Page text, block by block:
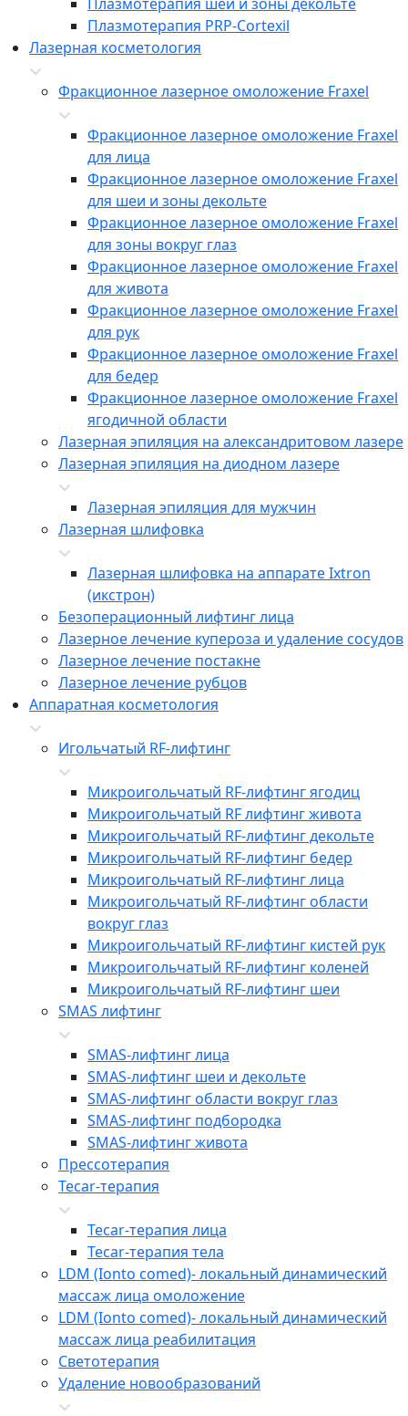
Плазмотерапия PRP-Cortexil
Лазерная косметология
Фракционное лазерное омоложение Fraxel
Фракционное лазерное омоложение Fraxel
для лица
Фракционное лазерное омоложение Fraxel
для шеи и зоны декольте
Фракционное лазерное омоложение Fraxel
для зоны вокруг глаз
Фракционное лазерное омоложение Fraxel
для живота
Фракционное лазерное омоложение Fraxel
для рук
Фракционное лазерное омоложение Fraxel
для бедер
Фракционное лазерное омоложение Fraxel
ягодичной области
Лазерная эпиляция на александритовом лазере
Лазерная эпиляция на диодном лазере
Лазерная эпиляция для мужчин
Лазерная шлифовка
Лазерная шлифовка на аппарате Ixtron
(икстрон)
Безоперационный лифтинг лица
Лазерное лечение купероза и удаление сосудов
Лазерное лечение постакне
Лазерное лечение рубцов
Аппаратная косметология
Игольчатый RF-лифтинг
Микроигольчатый RF-лифтинг ягодиц
Микроигольчатый RF лифтинг живота
Микроигольчатый RF-лифтинг декольте
Микроигольчатый RF-лифтинг бедер
Микроигольчатый RF-лифтинг лица
Микроигольчатый RF-лифтинг области
вокруг глаз
Микроигольчатый RF-лифтинг кистей рук
Микроигольчатый RF-лифтинг коленей
Микроигольчатый RF-лифтинг шеи
SMAS лифтинг
SMAS-лифтинг лица
SMAS-лифтинг шеи и декольте
SMAS-лифтинг области вокруг глаз
SMAS-лифтинг подбородка
SMAS-лифтинг живота
Прессотерапия
Tecar-терапия
Tecar-терапия лица
Tecar-терапия тела
LDM (Ionto comed)- локальный динамический
массаж лица омоложение
LDM (Ionto comed)- локальный динамический
массаж лица реабилитация
Светотерапия
Удаление новообразований